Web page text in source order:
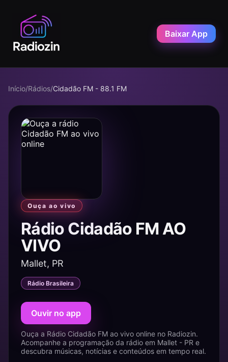
Baixar App
Início/Rádios/Cidadão FM - 88.1 FM
Ouça ao vivo
Rádio Cidadão FM AO
VIVO
Mallet, PR
Rádio Brasileira
Ouvir no app
Ouça a Rádio Cidadão FM ao vivo online no Radiozin.
Acompanhe a programação da rádio em Mallet - PR e
descubra músicas, notícias e conteúdos em tempo real.